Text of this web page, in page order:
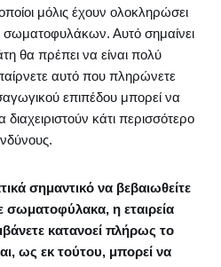
μόλις έχουν ολοκληρώσει
σωματοφυλάκων. Αυτό σημαίνει
θα πρέπει να είναι πολύ
αυτό που πληρώνετε
επιπέδου μπορεί να
κάτι περισσότερο
σημαντικό να βεβαιωθείτε
σωματοφύλακα, η εταιρεία
κατανοεί πλήρως το
ως εκ τούτου, μπορεί να